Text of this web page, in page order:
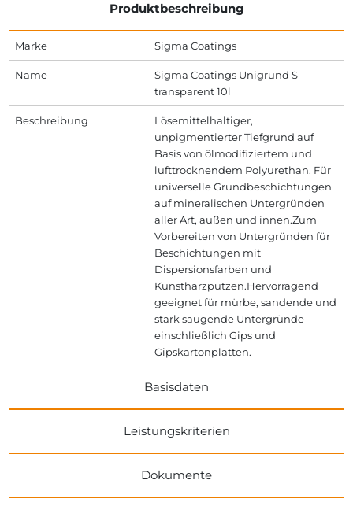
Produktbeschreibung
Marke Sigma Coatings
Name
Sigma Coatings Unigrund S
transparent 10l
Beschreibung
Lösemittelhaltiger,
unpigmentierter Tiefgrund auf
Basis von ölmodifiziertem und
lufttrocknendem Polyurethan. Für
universelle Grundbeschichtungen
auf mineralischen Untergründen
aller Art, außen und innen.Zum
Vorbereiten von Untergründen für
Beschichtungen mit
Dispersionsfarben und
Kunstharzputzen.Hervorragend
geeignet für mürbe, sandende und
stark saugende Untergründe
einschließlich Gips und
Gipskartonplatten.
Basisdaten
Leistungskriterien
Dokumente